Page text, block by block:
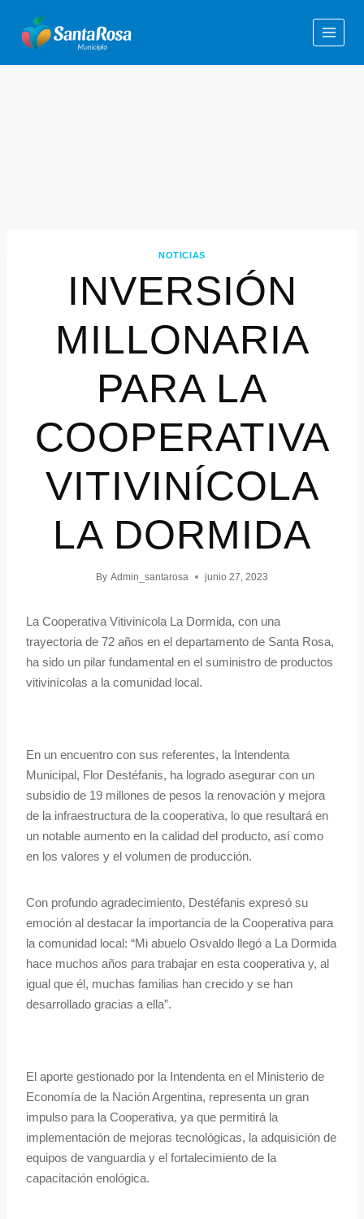
NOTICIAS
INVERSIÓN
MILLONARIA
PARA LA
COOPERATIVA
VITIVINÍCOLA
LA DORMIDA
By Admin_santarosa junio 27, 2023
La Cooperativa Vitivinícola La Dormida, con una
trayectoria de 72 años en el departamento de Santa Rosa,
ha sido un pilar fundamental en el suministro de productos
vitivinícolas a la comunidad local.
En un encuentro con sus referentes, la Intendenta
Municipal, Flor Destéfanis, ha logrado asegurar con un
subsidio de 19 millones de pesos la renovación y mejora
de la infraestructura de la cooperativa, lo que resultará en
un notable aumento en la calidad del producto, así como
en los valores y el volumen de producción.
Con profundo agradecimiento, Destéfanis expresó su
emoción al destacar la importancia de la Cooperativa para
la comunidad local: “Mi abuelo Osvaldo llegó a La Dormida
hace muchos años para trabajar en esta cooperativa y, al
igual que él, muchas familias han crecido y se han
desarrollado gracias a ella”.
El aporte gestionado por la Intendenta en el Ministerio de
Economía de la Nación Argentina, representa un gran
impulso para la Cooperativa, ya que permitirá la
implementación de mejoras tecnológicas, la adquisición de
equipos de vanguardia y el fortalecimiento de la
capacitación enológica.